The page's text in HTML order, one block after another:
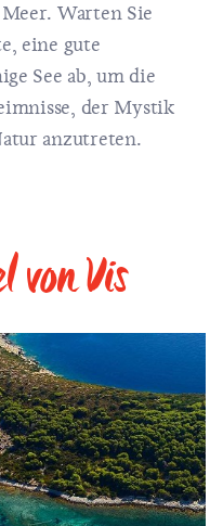
Warten Sie
eine gute
See ab, um die
der Mystik
anzutreten.
von Vis